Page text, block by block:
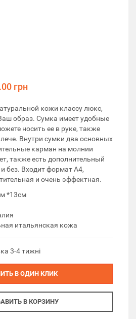
грн
кожи классу люкс,
образ. Сумка имеет удобные
носить ее в руке, также
Внутри сумки два основных
карман на молнии
также есть дополнительный
без. Входит формат А4,
и очень эффектная.
*13см
итальянская кожа
3-4 тижні
В ОДИН КЛИК
В КОРЗИНУ